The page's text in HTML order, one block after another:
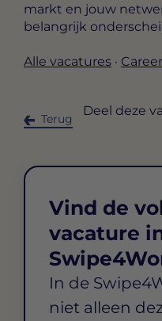
markt en jouw
belangrijk
Alle vacatures ·
Terug
Deel deze
Vind de
vacature
In de
niet alleen